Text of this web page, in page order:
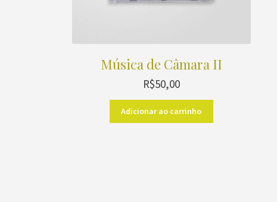
Música de Câmara II
R$50,00
Adicionar ao carrinho